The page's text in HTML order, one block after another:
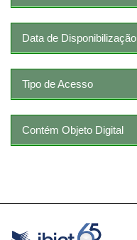
Data de Disponibilização
Tipo de Acesso
Contém Objeto Digital